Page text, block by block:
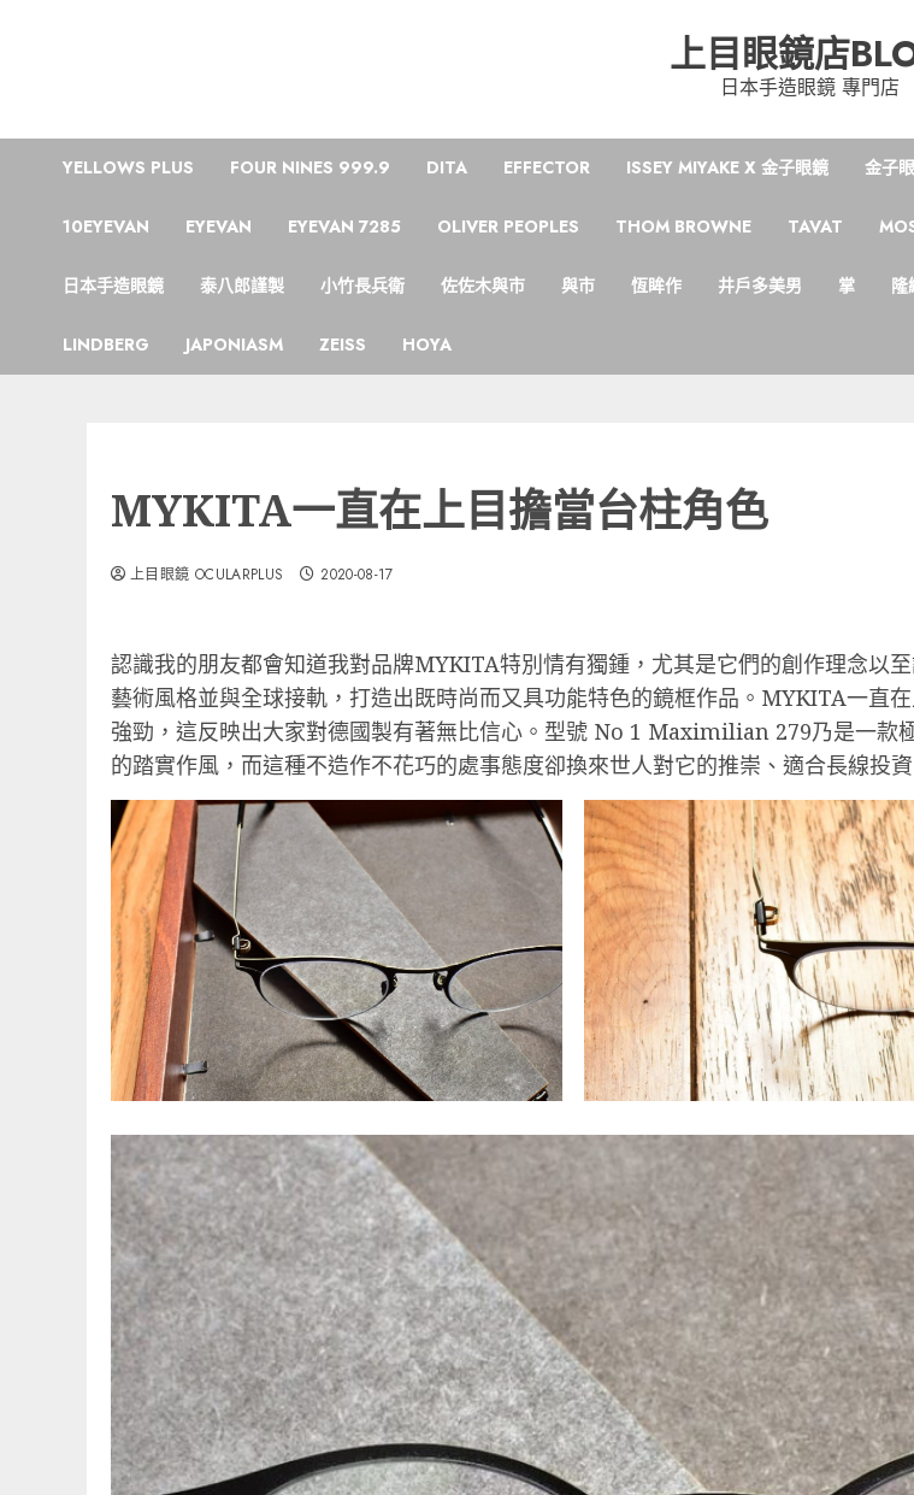
上目眼鏡店
日本手造眼鏡 專門店
YELLOWS PLUS FOUR NINES 999.9 DITA EFFECTOR ISSEY MIYAKE X 金子眼鏡 金子
10EYEVAN EYEVAN EYEVAN 7285 OLIVER PEOPLES THOM BROWNE TAVAT
日本手造眼鏡 泰八郎謹製 小竹長兵衛 佐佐木與市 與市 恆眸作 井戶多美男 掌 隆
LINDBERG JAPONIASM ZEISS HOYA
MYKITA一直在上目擔當台柱角色
上目眼鏡 OCULARPLUS 2020-08-17
認識我的朋友都會知道我對品牌MYKITA特別情有獨鍾，尤其是它們的創作理念以
藝術風格並與全球接軌，打造出既時尚而又具功能特色的鏡框作品。MYKITA一直
強勁，這反映出大家對德國製有著無比信心。型號 No 1 Maximilian 279乃是一款
的踏實作風，而這種不造作不花巧的處事態度卻換來世人對它的推崇、適合長線投資